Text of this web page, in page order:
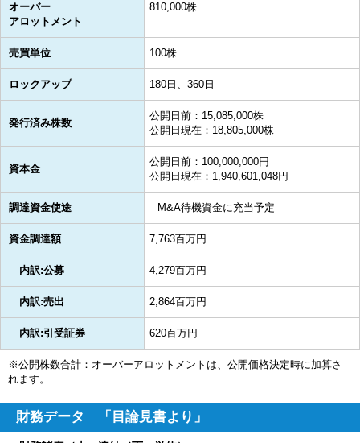
オーバー
アロットメント
810,000株
売買単位 100株
ロックアップ 180日、360日
発行済み株数
公開日前：15,085,000株
公開日現在：18,805,000株
資本金
公開日前：100,000,000円
公開日現在：1,940,601,048円
調達資金使途 M&A待機資金に充当予定
資金調達額 7,763百万円
内訳:公募 4,279百万円
内訳:売出 2,864百万円
内訳:引受証券 620百万円
※公開株数合計：オーバーアロットメントは、公開価格決定時に加算さ
れます。
財務データ 「目論見書より」